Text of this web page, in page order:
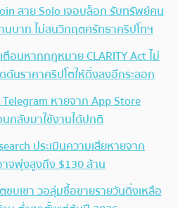
สาย Solo เจอบล็อก รับทรัพย์คน
นบาท ไม่สนวิกฤตศรัทธาคริปโทฯ
ตือนหากกฎหมาย CLARITY Act ไม่
นราคาคริปโตให้ดิ่งลงอีกระลอก
หายจาก App Store
กลับมาใช้งานได้ปกติ
ประเมินความเสียหายจาก
าจพุ่งสูงถึง $130 ล้าน
ซบเซา วอลุ่มซื้อขายรายวันดิ่งเหลือ